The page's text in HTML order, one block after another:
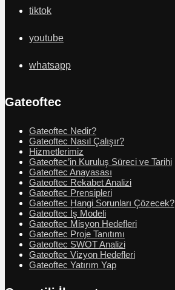
tiktok
youtube
whatsapp
Gateoftec
Gateoftec Nedir?
Gateoftec Nasıl Çalışır?
Hizmetlerimiz
Gateoftec’in Kuruluş Süreci ve Tarihi
Gateoftec Anayasası
Gateoftec Rekabet Analizi
Gateoftec Prensipleri
Gateoftec Hangi Sorunları Çözecek?
Gateoftec İş Modeli
Gateoftec Misyon Hedefleri
Gateoftec Proje Tanıtımı
Gateoftec SWOT Analizi
Gateoftec Vizyon Hedefleri
Gateoftec Yatırım Yap